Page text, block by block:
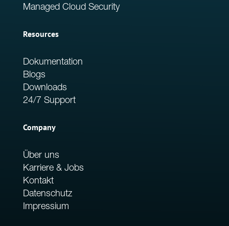
Managed Cloud Security
Resources
Dokumentation
Blogs
Downloads
24/7 Support
Company
Über uns
Karriere & Jobs
Kontakt
Datenschutz
Impressium